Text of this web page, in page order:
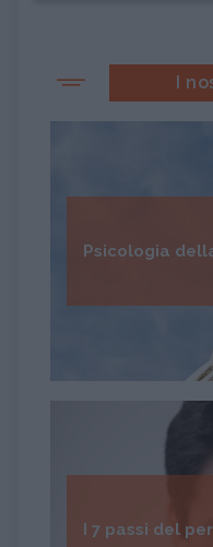
I
Psicologia
I 7 passi del